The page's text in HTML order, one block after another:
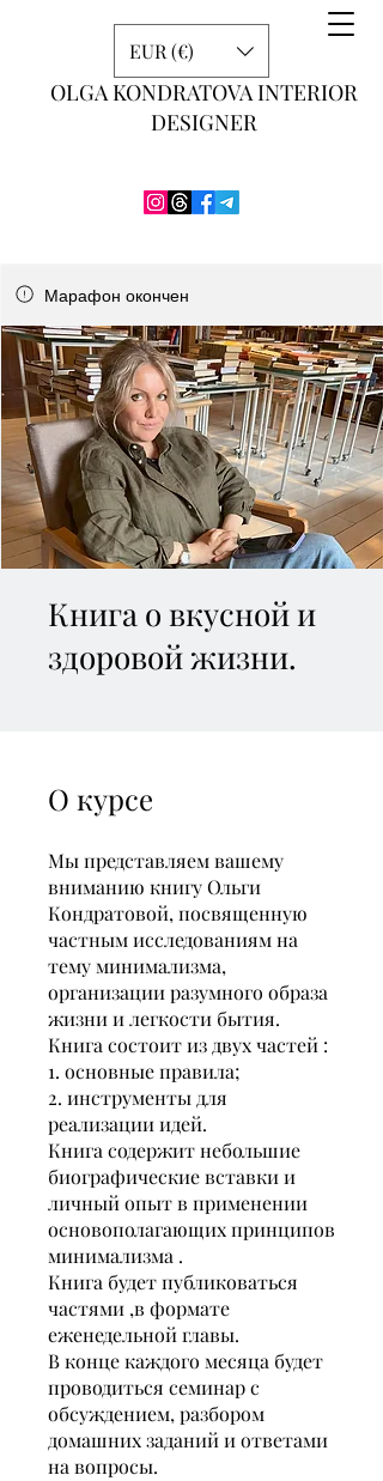
OLGA KONDRATOVA INTERIOR
DESIGNER
EUR (€)
Марафон окончен
Книга о вкусной и
здоровой жизни.
О курсе
Мы представляем вашему
вниманию книгу Ольги
Кондратовой, посвященную
частным исследованиям на
тему минимализма,
организации разумного образа
жизни и легкости бытия.
Книга состоит из двух частей :
1. основные правила;
2. инструменты для
реализации идей.
Книга содержит небольшие
биографические вставки и
личный опыт в применении
основополагающих принципов
минимализма .
Книга будет публиковаться
частями ,в формате
еженедельной главы.
В конце каждого месяца будет
проводиться семинар с
обсуждением, разбором
домашних заданий и ответами
на вопросы.